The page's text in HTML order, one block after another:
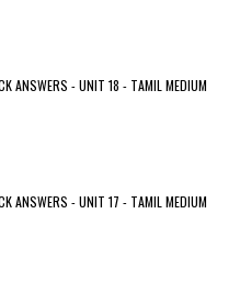
ANSWERS - UNIT 18 - TAMIL MEDIUM
ANSWERS - UNIT 17 - TAMIL MEDIUM